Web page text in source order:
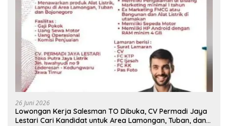
26 Juni 2026
Lowongan Kerja Salesman TO Dibuka, CV Permadi Jaya
Lestari Cari Kandidat untuk Area Lamongan, Tuban, dan